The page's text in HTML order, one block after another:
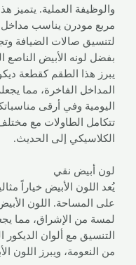
والوظيفة العملية. يتميز
مربع مودرن يناسب مداخل
لتنسيق صالات الضيافة
بفضل لونه الأبيض الناصع
يبرز هذا الطقم كقطعة
المداخل الفاخرة، مما
اليومية وفي أرقى
تتكامل الطاولات مع
الكلاسيكي إلى الحديث.
لون أبيض نقي
يُعد اللون الأبيض خياراً
على المساحة. اللون
لمسة من الإشراق، مما
التنسيق مع ألوان
من النعومة، ويبرز اللون